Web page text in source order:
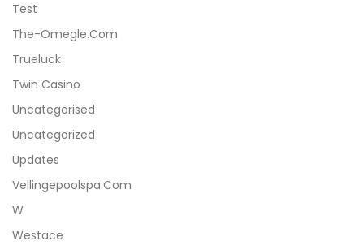
Test
The-Omegle.com
Trueluck
Twin Casino
Uncategorised
Uncategorized
Updates
Vellingepoolspa.com
W
Westace